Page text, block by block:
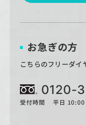
お急ぎの方
こちらのフリーダイ
0120-
受付時間 平日